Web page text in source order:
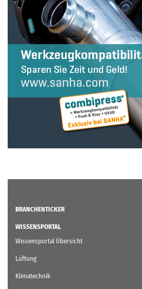
BRANCHENTICKER
WISSENSPORTAL
Wissensportal Übersicht
Lüftung
Klimatechnik